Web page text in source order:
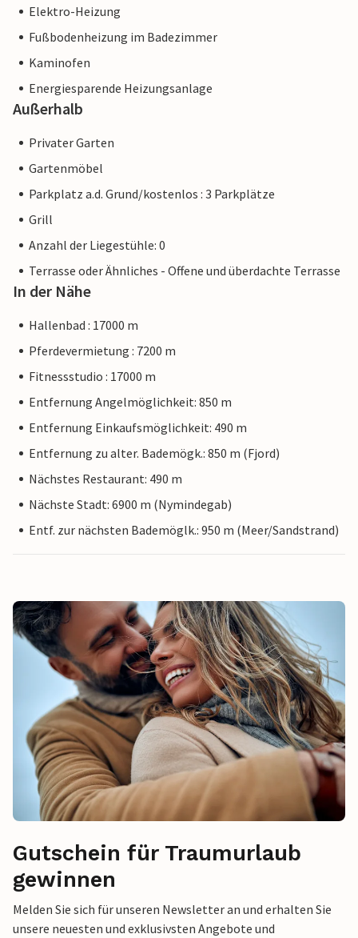
Elektro-Heizung
Fußbodenheizung im Badezimmer
Kaminofen
Energiesparende Heizungsanlage
Außerhalb
Privater Garten
Gartenmöbel
Parkplatz a.d. Grund/kostenlos : 3 Parkplätze
Grill
Anzahl der Liegestühle: 0
Terrasse oder Ähnliches - Offene und überdachte Terrasse
In der Nähe
Hallenbad : 17000 m
Pferdevermietung : 7200 m
Fitnessstudio : 17000 m
Entfernung Angelmöglichkeit: 850 m
Entfernung Einkaufsmöglichkeit: 490 m
Entfernung zu alter. Bademögk.: 850 m (Fjord)
Nächstes Restaurant: 490 m
Nächste Stadt: 6900 m (Nymindegab)
Entf. zur nächsten Bademöglk.: 950 m (Meer/Sandstrand)
Gutschein für Traumurlaub
gewinnen
Melden Sie sich für unseren Newsletter an und erhalten Sie
unsere neuesten und exklusivsten Angebote und